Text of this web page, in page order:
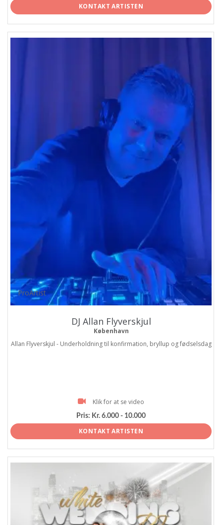
KONTAKT ARTISTEN
ProArtist
DJ Allan Flyverskjul
København
Allan Flyverskjul - Underholdning til konfirmation, bryllup og fødselsdag
Klik for at se video
Pris: Kr. 6.000 - 10.000
KONTAKT ARTISTEN